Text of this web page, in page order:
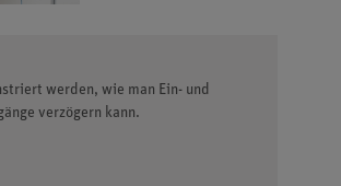
werden, wie man Ein- und
verzögern kann.